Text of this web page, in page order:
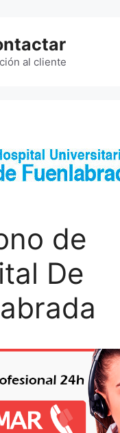
al cliente
de
De